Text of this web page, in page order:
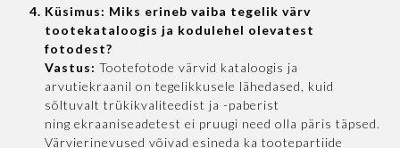
Küsimus: Miks erineb vaiba tegelik värv
tootekataloogis ja kodulehel olevatest
fotodest?
Vastus: Tootefotode värvid kataloogis ja
arvutiekraanil on tegelikkusele lähedased, kuid
sõltuvalt trükikvaliteedist ja -paberist
ning ekraaniseadetest ei pruugi need olla päris täpsed.
Värvierinevused võivad esineda ka tootepartiide